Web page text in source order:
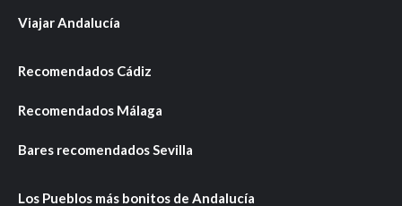
Viajar Andalucía
Recomendados Cádiz
Recomendados Málaga
Bares recomendados Sevilla
Los Pueblos más bonitos de Andalucía